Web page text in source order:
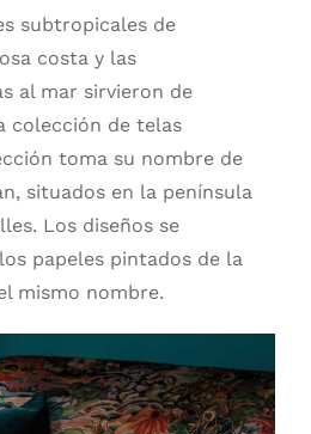
subtropicales de
costa y las
al mar sirvieron de
colección de telas
toma su nombre de
situados en la península
Los diseños se
papeles pintados de la
mismo nombre.